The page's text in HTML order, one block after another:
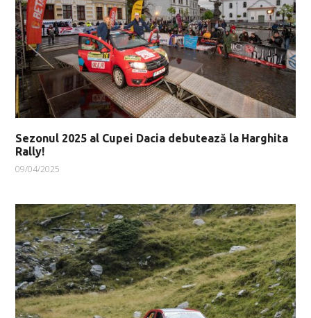
Sezonul 2025 al Cupei Dacia debutează la Harghita
Rally!
09/04/2025